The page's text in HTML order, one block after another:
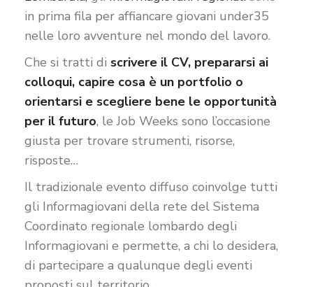
in prima fila per affiancare giovani under35
nelle loro avventure nel mondo del lavoro.
Che si tratti di scrivere il CV, prepararsi ai
colloqui, capire cosa è un portfolio o
orientarsi e scegliere bene le opportunità
per il futuro, le Job Weeks sono l’occasione
giusta per trovare strumenti, risorse,
risposte…
Il tradizionale evento diffuso coinvolge tutti
gli Informagiovani della rete del Sistema
Coordinato regionale lombardo degli
Informagiovani e permette, a chi lo desidera,
di partecipare a qualunque degli eventi